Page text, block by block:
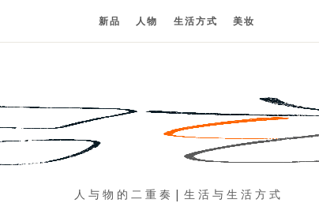
新品 人物 生活方式 美妆
人 与 物 的 二 重 奏 | 生 活 与 生 活 方 式